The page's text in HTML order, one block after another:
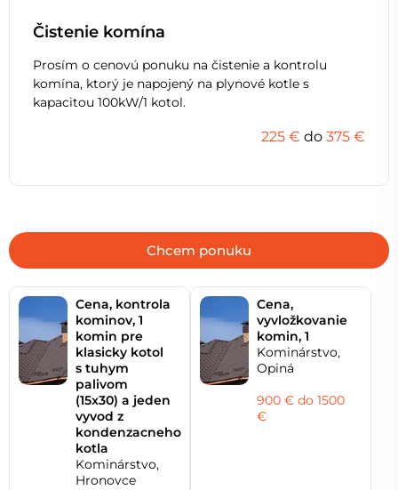
Čistenie komína
Prosím o cenovú ponuku na čistenie a kontrolu
komína, ktorý je napojený na plynové kotle s
kapacitou 100kW/1 kotol.
225 € do 375 €
Chcem ponuku
Cena, kontrola
kominov, 1
komin pre
klasicky kotol
s tuhym
palivom
(15x30) a jeden
vyvod z
kondenzacneho
kotla
Kominárstvo,
Hronovce
Cena,
vyvložkovanie
komin, 1
Kominárstvo,
Opiná
900 € do 1500
€